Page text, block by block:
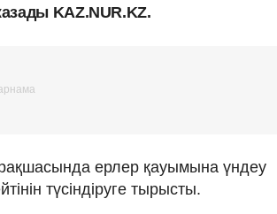
KAZ.NUR.KZ.
ерлер қауымына үндеу
түсіндіруге тырысты.